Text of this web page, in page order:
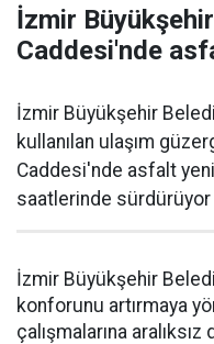
İzmir
Caddesi'nde
İzmir Büyükşehir
kullanılan ulaşım
Caddesi'nde asfalt
saatlerinde sürdürüyor
İzmir Büyükşehir
konforunu artırmaya
çalışmalarına